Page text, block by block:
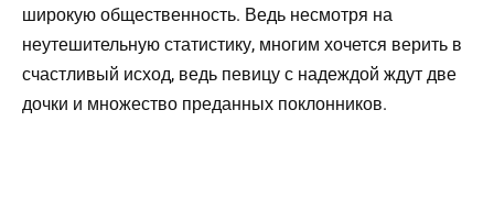
широкую общественность. Ведь несмотря на
неутешительную статистику, многим хочется верить в
счастливый исход, ведь певицу с надеждой ждут две
дочки и множество преданных поклонников.